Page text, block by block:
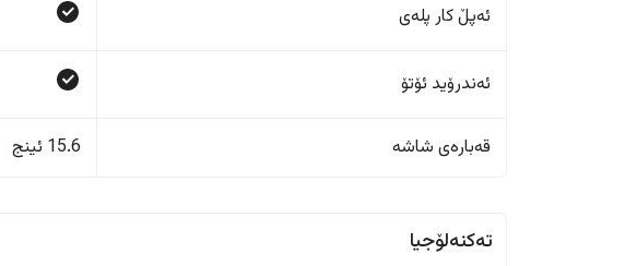
ئەپڵ کار پلەی
ئەندرۆید ئۆتۆ
قەبارەی شاشە 15.6 ئینج
تەکنەلۆجیا